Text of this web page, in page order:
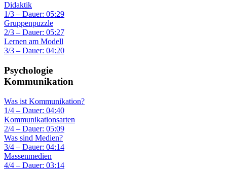
Didaktik
1/3 – Dauer: 05:29
Gruppenpuzzle
2/3 – Dauer: 05:27
Lernen am Modell
3/3 – Dauer: 04:20
Psychologie
Kommunikation
Was ist Kommunikation?
1/4 – Dauer: 04:40
Kommunikationsarten
2/4 – Dauer: 05:09
Was sind Medien?
3/4 – Dauer: 04:14
Massenmedien
4/4 – Dauer: 03:14